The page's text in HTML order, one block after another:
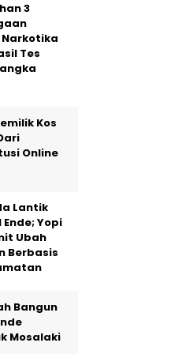
3
Tes
Kos
Online
Lantik
Yopi
Ubah
Berbasis
Bangun
Mosalaki